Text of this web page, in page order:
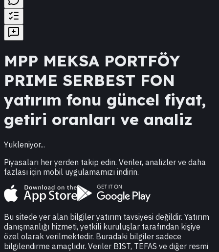
MPP MEKSA PORTFÖY
PRIME SERBEST FON
yatırım fonu güncel fiyat,
getiri oranları ve analiz
Yukleniyor...
Piyasaları her yerden takip edin. Veriler, analizler ve daha
fazlası için mobil uygulamamızı indirin.
Bu sitede yer alan bilgiler yatırım tavsiyesi değildir. Yatırım
danışmanlığı hizmeti, yetkili kuruluşlar tarafından kişiye
özel olarak verilmektedir. Buradaki bilgiler sadece
bilgilendirme amaçlıdır. Veriler BIST, TEFAS ve diğer resmi